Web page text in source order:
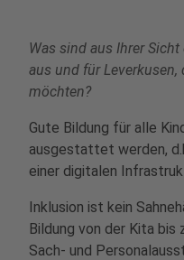
Was sind aus Ihrer
aus und für
möchten?
Gute Bildung für alle
ausgestattet werden,
einer digitalen
Inklusion ist kein
Bildung von der Kita bis
Sach- und